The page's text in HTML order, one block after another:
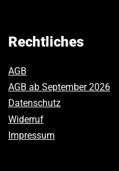
Facebook.Instagram.
Rechtliches
AGB
AGB ab September 2026
Datenschutz
Widerruf
Impressum